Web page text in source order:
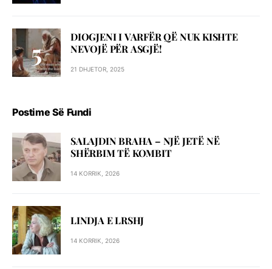
DIOGJENI I VARFËR QË NUK KISHTE
NEVOJË PËR ASGJË!
21 DHJETOR, 2025
Postime Së Fundi
SALAJDIN BRAHA – NJЁ JETЁ NЁ
SHЁRBIM TЁ KOMBIT
14 KORRIK, 2026
LINDJA E LRSHJ
14 KORRIK, 2026